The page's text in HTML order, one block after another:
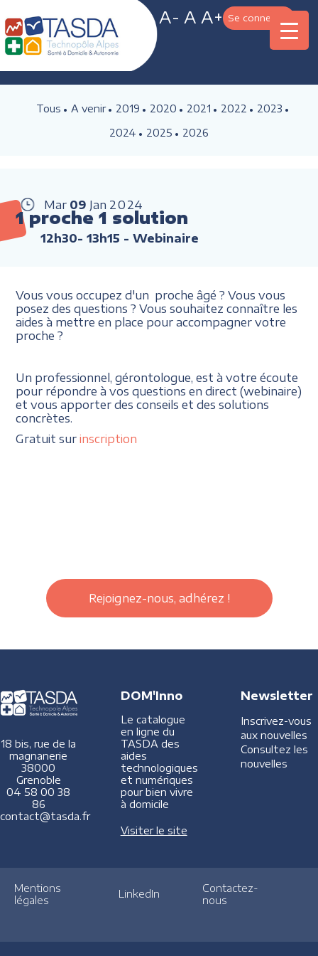
A- A A+ Se connecter
Tous A venir 2019 2020 2021 2022
2023
2024
2025 2026
Mar 09 Jan 2024
1 proche 1 solution
12h30- 13h15 - Webinaire
Vous vous occupez d'un proche âgé ? Vous vous
posez des questions ? Vous souhaitez connaître les
aides à mettre en place pour accompagner votre
proche ?
Un professionnel, gérontologue, est à votre écoute
pour répondre à vos questions en direct (webinaire)
et vous apporter des conseils et des solutions
concrètes.
Gratuit surinscription
Rejoignez-nous, adhérez !
18 bis, rue de la
magnanerie
38000
Grenoble
04 58 00 38
86
contact@tasda.fr
DOM'Inno
Le catalogue
en ligne du
TASDA des
aides
technologiques
et numériques
pour bien vivre
à domicile
Visiter le site
Newsletter
Inscrivez-vous
aux nouvelles
Consultez les
nouvelles
Mentions
légales
LinkedIn
Contactez-
nous